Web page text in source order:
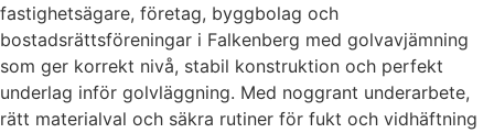
fastighetsägare, företag, byggbolag och
bostadsrättsföreningar i Falkenberg med golvavjämning
som ger korrekt nivå, stabil konstruktion och perfekt
underlag inför golvläggning. Med noggrant underarbete,
rätt materialval och säkra rutiner för fukt och vidhäftning